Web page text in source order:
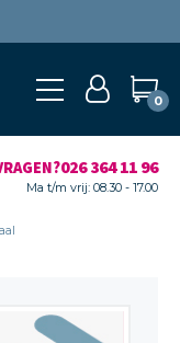
0
026 364 11 96
Ma t/m vrij: 08.30 - 17.00